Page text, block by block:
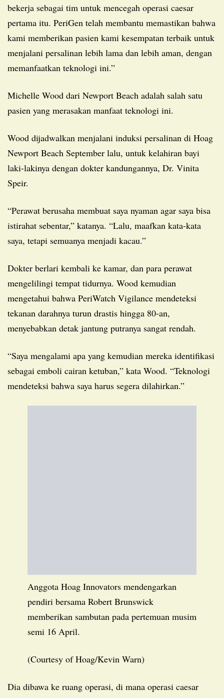
bekerja sebagai tim untuk mencegah operasi caesar
pertama itu. PeriGen telah membantu memastikan bahwa
kami memberikan pasien kami kesempatan terbaik untuk
menjalani persalinan lebih lama dan lebih aman, dengan
memanfaatkan teknologi ini.”
Michelle Wood dari Newport Beach adalah salah satu
pasien yang merasakan manfaat teknologi ini.
Wood dijadwalkan menjalani induksi persalinan di Hoag
Newport Beach September lalu, untuk kelahiran bayi
laki-lakinya dengan dokter kandungannya, Dr. Vinita
Speir.
“Perawat berusaha membuat saya nyaman agar saya bisa
istirahat sebentar,” katanya. “Lalu, maafkan kata-kata
saya, tetapi semuanya menjadi kacau.”
Dokter berlari kembali ke kamar, dan para perawat
mengelilingi tempat tidurnya. Wood kemudian
mengetahui bahwa PeriWatch Vigilance mendeteksi
tekanan darahnya turun drastis hingga 80-an,
menyebabkan detak jantung putranya sangat rendah.
“Saya mengalami apa yang kemudian mereka identifikasi
sebagai emboli cairan ketuban,” kata Wood. “Teknologi
mendeteksi bahwa saya harus segera dilahirkan.”
Anggota Hoag Innovators mendengarkan
pendiri bersama Robert Brunswick
memberikan sambutan pada pertemuan musim
semi 16 April.
(Courtesy of Hoag/Kevin Warn)
Dia dibawa ke ruang operasi, di mana operasi caesar